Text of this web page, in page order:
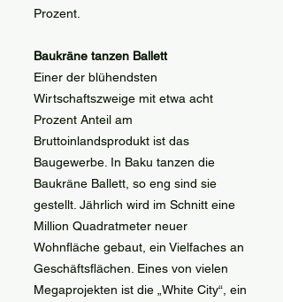
Prozent.
Baukräne tanzen Ballett
Einer der blühendsten
Wirtschaftszweige mit etwa acht
Prozent Anteil am
Bruttoinlandsprodukt ist das
Baugewerbe. In Baku tanzen die
Baukräne Ballett, so eng sind sie
gestellt. Jährlich wird im Schnitt eine
Million Quadratmeter neuer
Wohnfläche gebaut, ein Vielfaches an
Geschäftsflächen. Eines von vielen
Megaprojekten ist die „White City“, ein